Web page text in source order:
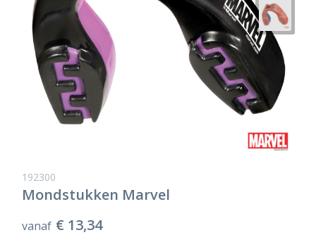
192300
Mondstukken Marvel
vanaf € 13,34